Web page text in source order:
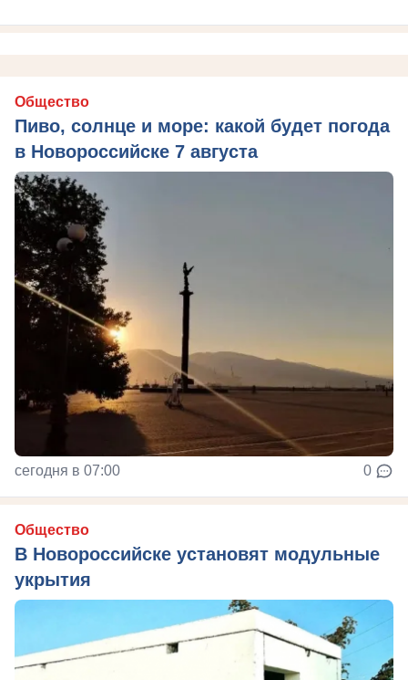
Общество
Пиво, солнце и море: какой будет погода
в Новороссийске 7 августа
сегодня в 07:00 0
Общество
В Новороссийске установят модульные
укрытия